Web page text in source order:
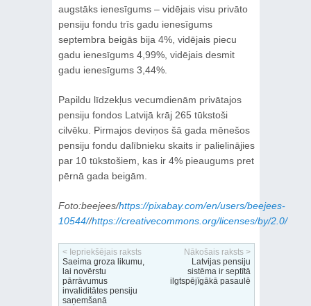
augstāks ienesīgums – vidējais visu privāto
pensiju fondu trīs gadu ienesīgums
septembra beigās bija 4%, vidējais piecu
gadu ienesīgums 4,99%, vidējais desmit
gadu ienesīgums 3,44%.
Papildu līdzekļus vecumdienām privātajos
pensiju fondos Latvijā krāj 265 tūkstoši
cilvēku. Pirmajos deviņos šā gada mēnešos
pensiju fondu dalībnieku skaits ir palielinājies
par 10 tūkstošiem, kas ir 4% pieaugums pret
pērnā gada beigām.
Foto:beejees/https://pixabay.com/en/users/beejees-
10544//https://creativecommons.org/licenses/by/2.0/
< Iepriekšējais raksts
Saeima groza likumu,
lai novērstu
pārrāvumus
invaliditātes pensiju
saņemšanā
Nākošais raksts >
Latvijas pensiju
sistēma ir septītā
ilgtspējīgākā pasaulē